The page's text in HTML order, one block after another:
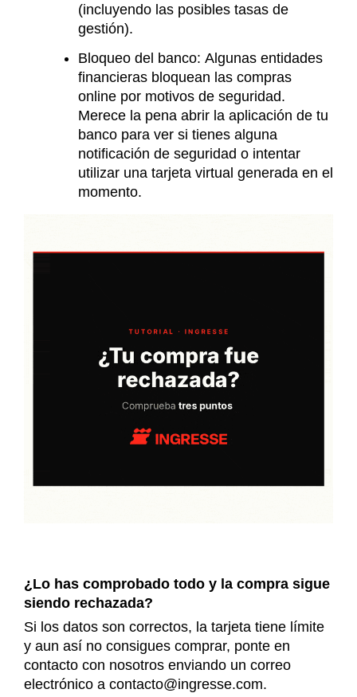
(incluyendo las posibles tasas de
gestión).
Bloqueo del banco: Algunas entidades
financieras bloquean las compras
online por motivos de seguridad.
Merece la pena abrir la aplicación de tu
banco para ver si tienes alguna
notificación de seguridad o intentar
utilizar una tarjeta virtual generada en el
momento.
¿Lo has comprobado todo y la compra sigue
siendo rechazada?
Si los datos son correctos, la tarjeta tiene límite
y aun así no consigues comprar, ponte en
contacto con nosotros enviando un correo
electrónico a contacto@ingresse.com.